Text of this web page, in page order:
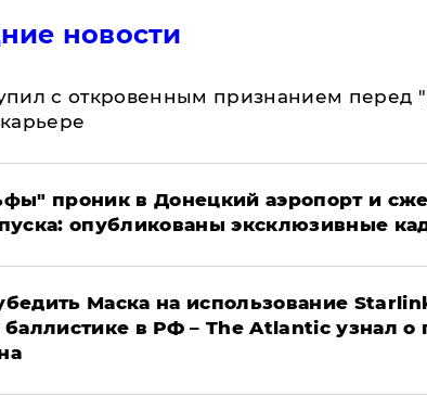
новости
с откровенным признанием перед
проник в Донецкий аэропорт и
опубликованы эксклюзивные
Маска на использование
баллистике в РФ – The Atlantic узнал о